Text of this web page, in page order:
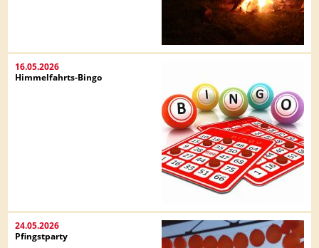
16.05.2026
Himmelfahrts-Bingo
24.05.2026
Pfingstparty